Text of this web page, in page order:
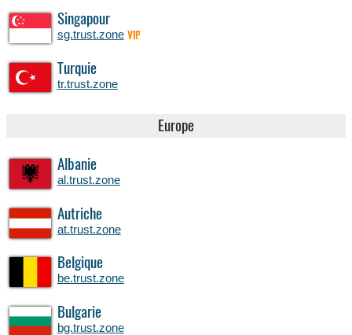
Singapour
sg.trust.zone VIP
Turquie
tr.trust.zone
Europe
Albanie
al.trust.zone
Autriche
at.trust.zone
Belgique
be.trust.zone
Bulgarie
bg.trust.zone